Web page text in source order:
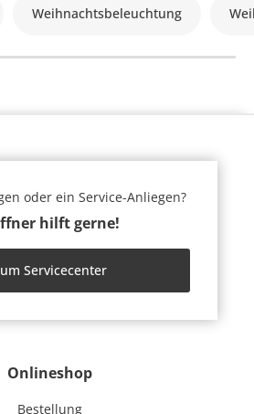
Weihnachtsbeleuchtung
Onlineshop
Bestellung
oder ein Service-Anliegen?
hilft gerne!
Servicecenter